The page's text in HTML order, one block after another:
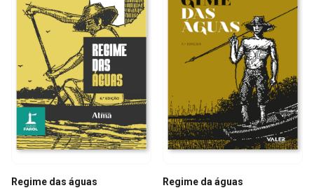
Regime das águas Regime da águas